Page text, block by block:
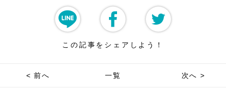
この記事をシェアしよう！
< 前へ 一覧 次へ >